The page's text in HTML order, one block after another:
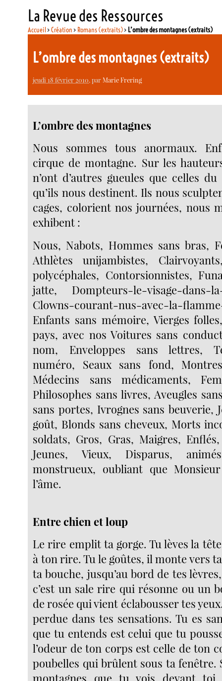
La Revue des Ressources
Accueil>Création > Romans (extraits)> L’ombre des montagnes (extraits)
L’ombre des montagnes (extraits)
jeudi 18 février 2010, parMarie Frering
L’ombre des montagnes
Nous sommes tous anormaux.
cirque de montagne. Sur les
n’ont d’autres gueules que celles
qu’ils nous destinent. Ils nous
cages, colorient nos journées, nous
exhibent :
Nous, Nabots, Hommes sans bras,
Athlètes unijambistes,
polycéphales, Contorsionnistes,
jatte, Dompteurs-le-visage-dans-
Clowns-courant-nus-avec-la-
Enfants sans mémoire, Vierges
pays, avec nos Voitures sans
nom, Enveloppes sans lettres,
numéro, Seaux sans fond,
Médecins sans médicaments,
Philosophes sans livres, Aveugles
sans portes, Ivrognes sans beuverie,
goût, Blonds sans cheveux, Morts
soldats, Gros, Gras, Maigres,
Jeunes, Vieux, Disparus,
monstrueux, oubliant que
l’âme.
Entre chien et loup
Le rire emplit ta gorge. Tu lèves la
à ton rire. Tu le goûtes, il monte vers
ta bouche, jusqu’au bord de tes
c’est un sale rire qui résonne ou un
de rosée qui vient éclabousser tes
perdue dans tes sensations. Tu es
que tu entends est celui que tu
l’odeur de ton corps est celle de ton
poubelles qui brûlent sous ta fenêtre.